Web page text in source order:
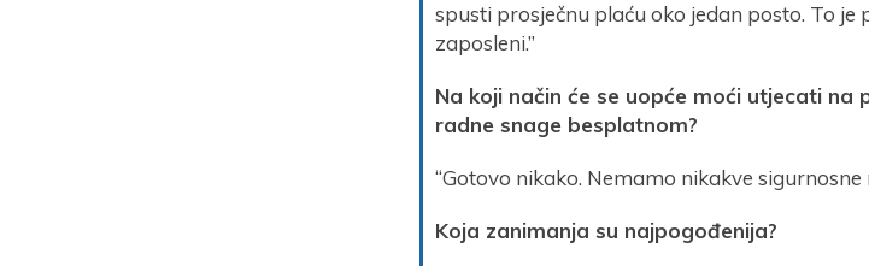
spusti prosječnu plaću oko jedan posto. To je
zaposleni.”
Na koji način će se uopće moći utjecati na
radne snage besplatnom?
“Gotovo nikako. Nemamo nikakve sigurnosne
Koja zanimanja su najpogođenija?